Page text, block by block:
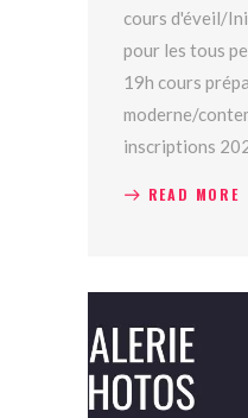
cours d'éveil/
pour les tous
19h cours
moderne/
inscriptions
READ MORE